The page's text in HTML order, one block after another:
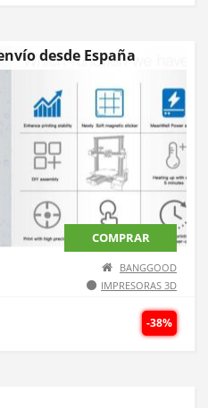
desde España
COMPRAR
BANGGOOD
IMPRESORAS 3D
-38%